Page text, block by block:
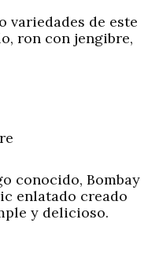
variedades de este
ron con jengibre,
conocido, Bombay
enlatado creado
y delicioso.